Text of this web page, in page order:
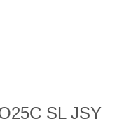
SL JSY